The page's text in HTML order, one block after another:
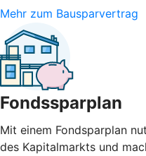
Mehr zum Bausparvertrag
Fondssparplan
Mit einem Fondsparplan
des Kapitalmarkts und